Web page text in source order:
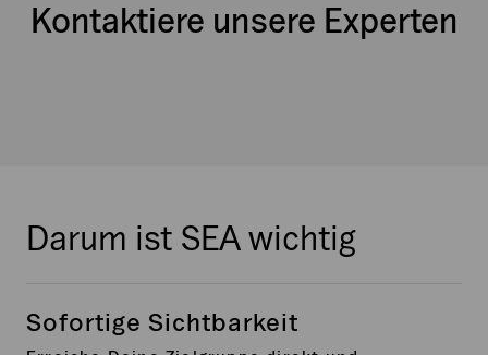
Kontaktiere unsere Experten
Darum ist SEA wichtig
Sofortige Sichtbarkeit